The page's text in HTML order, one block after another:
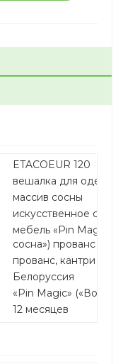
ETACOEUR 120
вешалка для одежды
массив сосны
искусственное
мебель «Pin Magic»
сосна») прованс
прованс, кантри
Белоруссия
«Pin Magic»
12 месяцев